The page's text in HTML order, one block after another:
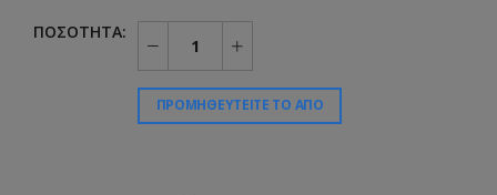
ΠΟΣΌΤΗΤΑ:
ΠΡΟΜΗΘΕΥΤΕΊΤΕ ΤΟ ΑΠΌ